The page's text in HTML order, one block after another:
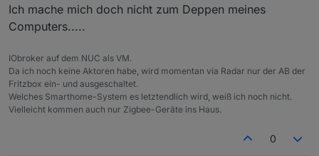
Ich mache mich doch nicht zum Deppen meines
Computers.....
IObroker auf dem NUC als VM.
Da ich noch keine Aktoren habe, wird momentan via Radar nur der AB der
Fritzbox ein- und ausgeschaltet.
Welches Smarthome-System es letztendlich wird, weiß ich noch nicht.
Vielleicht kommen auch nur Zigbee-Geräte ins Haus.
0